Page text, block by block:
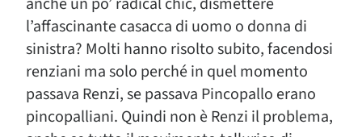
l’affascinante casacca di uomo o donna di
sinistra? Molti hanno risolto subito, facendosi
renziani ma solo perché in quel momento
passava Renzi, se passava Pincopallo erano
pincopalliani. Quindi non è Renzi il problema,